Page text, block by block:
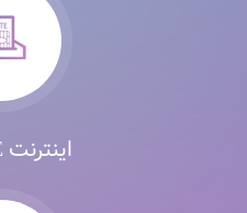
اینترنت TD-LTE